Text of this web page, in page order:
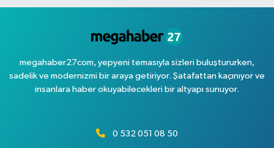
megahaber27com, yepyeni temasıyla sizleri buluştururken,
sadelik ve modernizmi bir araya getiriyor. Şatafattan kaçınıyor ve
insanlara haber okuyabilecekleri bir altyapı sunuyor.
0 532 051 08 50